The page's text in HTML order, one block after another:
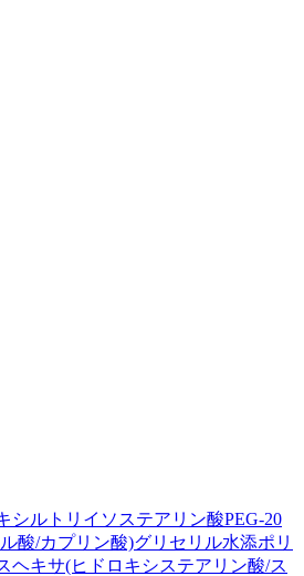
シル トリイソステアリン酸PEG-20
酸/カプリン酸)グリセリル水添ポリ
ヘキサ(ヒドロキシステアリン酸/ス